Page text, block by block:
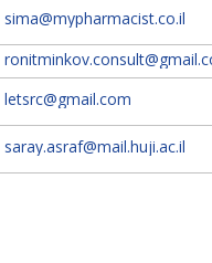
sima@mypharmacist.co.il
letsrc@gmail.com
saray.asraf@mail.huji.ac.il